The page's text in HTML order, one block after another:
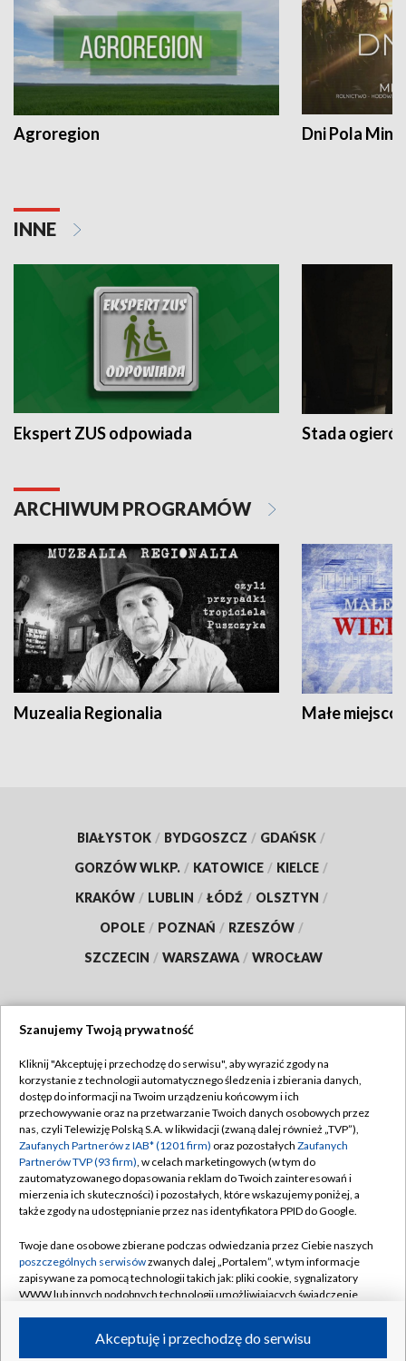
Agroregion Dni Pola
INNE
Ekspert ZUS odpowiada Stada
ARCHIWUM PROGRAMÓW
Muzealia Regionalia Małe
BIAŁYSTOK / BYDGOSZCZ / GDAŃSK /
GORZÓW WLKP. / KATOWICE / KIELCE /
KRAKÓW / LUBLIN / ŁÓDŹ / OLSZTYN /
OPOLE / POZNAŃ / RZESZÓW /
SZCZECIN / WARSZAWA / WROCŁAW
TVP
Abonament TVP
Emisja w TVP
Centrum informacji TVP
Naziemna Telewizja Cyfrowa
Rada Programowa
System NOS
Informacje o nadawcy
Program dla prasy
Regulamin TVP
Polityka prywatności
Moje zgody
Pomoc
Kontakt
Kanały
Szanujemy Twoją prywatność
Kliknij "Akceptuję i przechodzę do serwisu", aby wyrazić zgody na
korzystanie z technologii automatycznego śledzenia i zbierania danych,
dostęp do informacji na Twoim urządzeniu końcowym i ich
przechowywanie oraz na przetwarzanie Twoich danych osobowych przez
nas, czyli Telewizję Polską S.A. w likwidacji (zwaną dalej również „TVP”),
Zaufanych Partnerów z IAB* (1201 firm) oraz pozostałych Zaufanych
Partnerów TVP (93 firm), w celach marketingowych (w tym do
zautomatyzowanego dopasowania reklam do Twoich zainteresowań i
mierzenia ich skuteczności) i pozostałych, które wskazujemy poniżej, a
także zgody na udostępnianie przez nas identyfikatora PPID do Google.
Twoje dane osobowe zbierane podczas odwiedzania przez Ciebie naszych
poszczególnych serwisówzwanych dalej „Portalem”, w tym informacje
zapisywane za pomocą technologii takich jak: pliki cookie, sygnalizatory
WWW lub innych podobnych technologii umożliwiających świadczenie
ruchu w Internecie.Akceptuję i przechodzę do serwisu